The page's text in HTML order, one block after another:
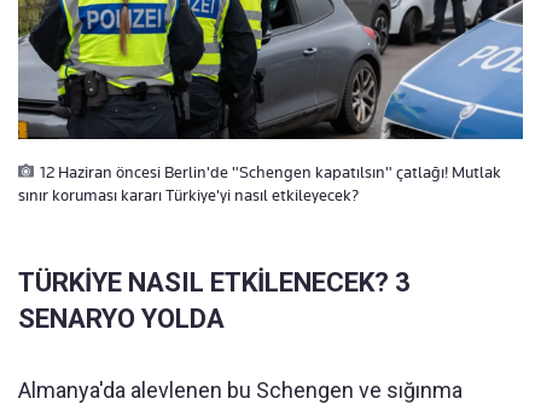
12 Haziran öncesi Berlin'de "Schengen kapatılsın" çatlağı! Mutlak
sınır koruması kararı Türkiye'yi nasıl etkileyecek?
TÜRKİYE NASIL ETKİLENECEK? 3
SENARYO YOLDA
Almanya'da alevlenen bu Schengen ve sığınma